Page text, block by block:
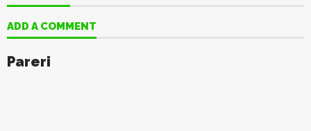
ADD A COMMENT
Pareri